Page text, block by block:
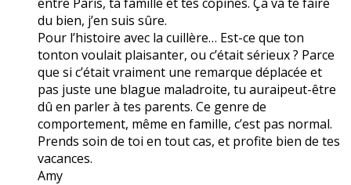
du bien, j’en suis sûre.
Pour l’histoire avec la cuillère… Est-ce que ton
tonton voulait plaisanter, ou c’était sérieux ? Parce
que si c’était vraiment une remarque déplacée et
pas juste une blague maladroite, tu auraipeut-être
dû en parler à tes parents. Ce genre de
comportement, même en famille, c’est pas normal.
Prends soin de toi en tout cas, et profite bien de tes
vacances.
Amy